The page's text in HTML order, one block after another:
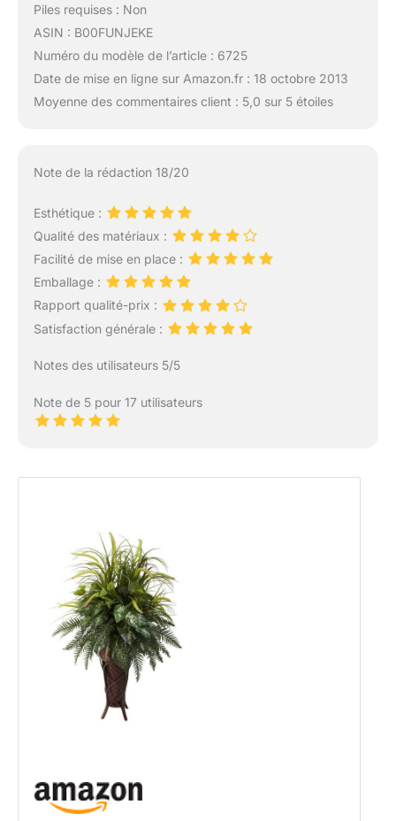
Piles requises : Non
ASIN : B00FUNJEKE
Numéro du modèle de l’article : 6725
Date de mise en ligne sur Amazon.fr : 18 octobre 2013
Moyenne des commentaires client : 5,0 sur 5 étoiles
Note de la rédaction 18/20
Esthétique :
Qualité des matériaux :
Facilité de mise en place :
Emballage :
Rapport qualité-prix :
Satisfaction générale :
Notes des utilisateurs 5/5
Note de 5 pour 17 utilisateurs